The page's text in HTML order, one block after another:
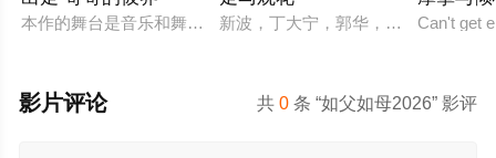
本作的舞台是音乐和舞蹈融入生活的冲绳。与母亲朱音、妹妹
新波，丁大宁，郭华，程一木他们毕
Can't get
共0 条 “如父如母2026” 影评
影片评论